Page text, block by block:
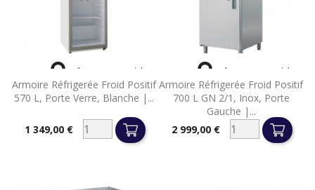
Armoire Réfrigerée Froid Positif
570 L, Porte Verre, Blanche |...
Prix1 349,00 €
 Aperçu rapide
Armoire Réfrigerée Froid Positif
700 L GN 2/1, Inox, Porte
Gauche |...
Prix2 999,00 €
 Aperçu rapide